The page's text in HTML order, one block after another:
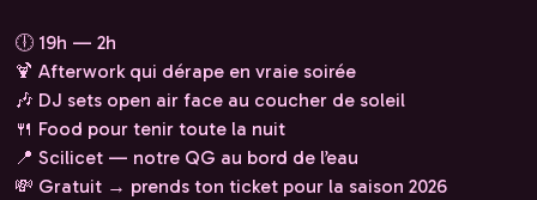
🕕 19h — 2h
🍹 Afterwork qui dérape en vraie soirée
🎶 DJ sets open air face au coucher de soleil
🍴 Food pour tenir toute la nuit
📍 Scilicet — notre QG au bord de l’eau
💸 Gratuit → prends ton ticket pour la saison 2026